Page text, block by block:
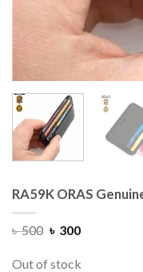
RA59K ORAS
৳500 ৳ 300
Out of stock